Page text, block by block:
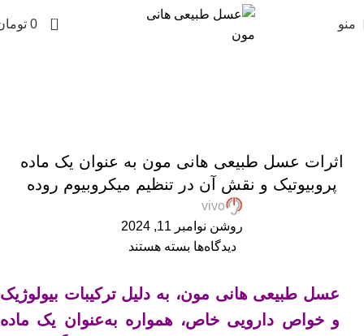
منو 0
0
همکاران عسل فروش
اثرات عسل طبیعی هانی مون به عنوان یک ماده
پروبیوتیک و نقش آن در تنظیم میکروبیوم روده
vivo
روشن نوامبر 11, 2024
دیدگاه‌ها بسته هستند
عسل طبیعی هانی مون، به دلیل ترکیبات بیولوژیک
و خواص دارویی خاص، همواره به‌عنوان یک ماده